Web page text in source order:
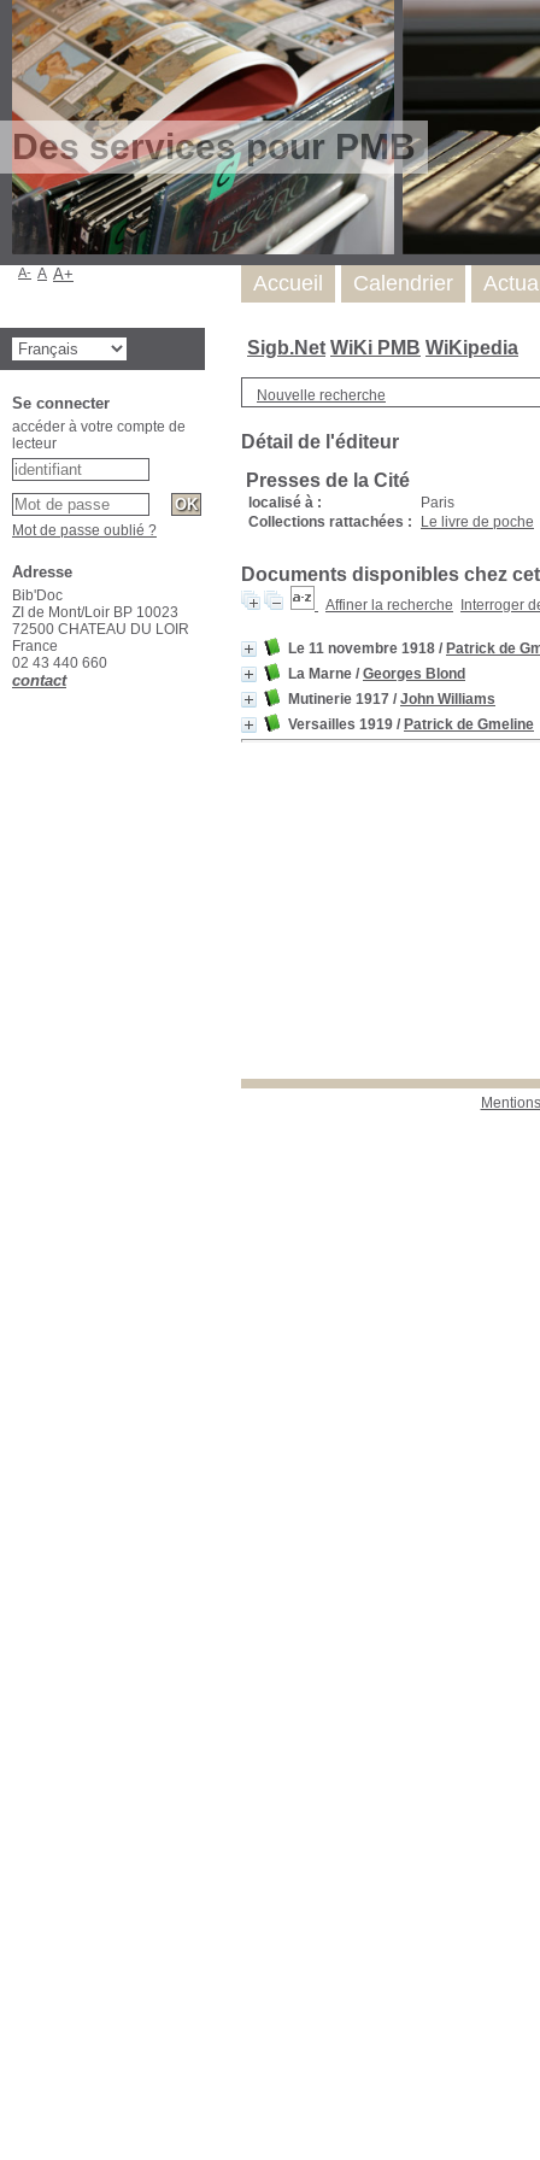
Des services pour PMB
Sigb.Net WiKi PMB WiKipedia
Nouvelle recherche
Détail de l'éditeur
Presses de la Cité
localisé à :
Paris
Collections rattachées :
Le livre de poche
Documents disponibles chez
Affiner la recherche Interroger
Le 11 novembre 1918 / Patrick de
La Marne / Georges Blond
Mutinerie 1917 / John Williams
Versailles 1919 / Patrick de Gmeline
Accueil Calendrier
A- A A+
Se connecter
accéder à votre compte de
lecteur
Mot de passe oublié ?
Adresse
Bib'Doc
ZI de Mont/Loir BP 10023
72500 CHATEAU DU LOIR
France
02 43 440 660
contact